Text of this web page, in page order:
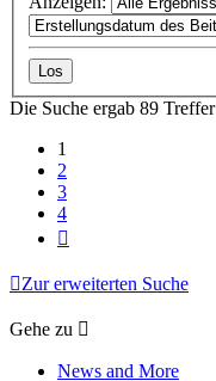
Die Suche ergab 89 Treffer
1
2
3
4
Zur erweiterten Suche
Gehe zu
News and More